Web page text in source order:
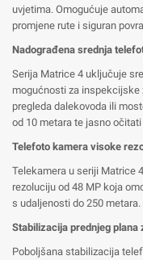
uvjetima. Omogućuje
promjene rute i siguran
Nadograđena srednja
Serija Matrice 4 uključuje
mogućnosti za
pregleda dalekovoda ili
od 10 metara te jasno
Telefoto kamera visoke
Telekamera u seriji Matrice
rezoluciju od 48 MP koja
s udaljenosti do 250 metara.
Stabilizacija prednjeg plana
Poboljšana stabilizacija